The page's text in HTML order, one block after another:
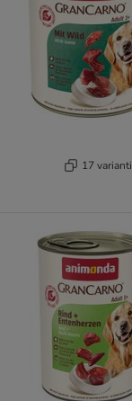
17 varianti